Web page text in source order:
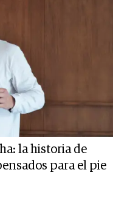
la historia de
para el pie